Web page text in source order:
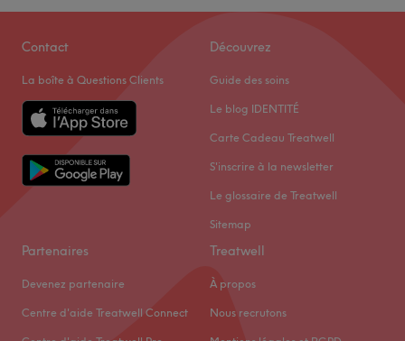
Contact
La boîte à Questions Clients
Découvrez
Guide des soins
Le blog IDENTITÉ
Carte Cadeau Treatwell
S'inscrire à la newsletter
Le glossaire de Treatwell
Sitemap
Partenaires
Devenez partenaire
Centre d'aide Treatwell Connect
Treatwell
À propos
Nous recrutons